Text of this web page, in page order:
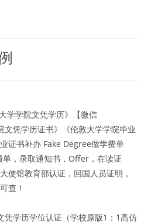
学学院文凭学历》【微信
凭学历证书》《伦敦大学学院毕业
证书补办 Fake Degree做学费单
单，录取通知书，Offer，在读证
使馆教育部认证，回国人员证明，
查！
凭学历学位认证（学校原版1：1高仿